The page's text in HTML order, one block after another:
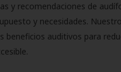
y recomendaciones de
y necesidades.
beneficios auditivos para